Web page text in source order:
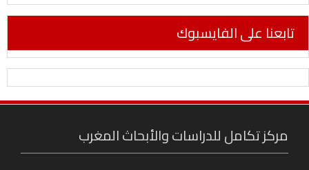
تابعنا على الفايسبوك
مركز تكامل للدراسات والأبحاث المغرب